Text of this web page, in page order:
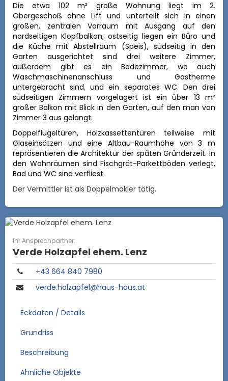
Die etwa 102 m² große Wohnung liegt im 2.
Obergeschoß ohne Lift und unterteilt sich in einen
großen, zentralen Vorraum mit Ausgang auf den
nordseitigen Klopfbalkon, ostseitig liegen ein Büro und
die Küche mit Abstellraum (Speis), südseitig in den
Garten ausgerichtet sind drei weitere Zimmer,
außerdem gibt es ein Badezimmer, wo auch
Waschmaschinenanschluss und Gastherme
untergebracht sind, und ein separates WC. Den drei
südseitigen Zimmern vorgelagert ist ein über 13 m²
großer Balkon mit Blick in den Garten, auf den man von
Zimmer 3 aus gelangt.
Doppelflügeltüren, Holzkassettentüren teilweise mit
Glaseinsätzen und eine Altbau-Raumhöhe von 3 m
repräsentieren die Architektur der späten Gründerzeit. In
den Wohnräumen sind Fischgrät-Parkettböden verlegt,
Bad und WC sind verfliest.
Der Vermittler ist als Doppelmakler tätig.
Ihr Ansprechpartner:
Verde Holzapfel ehem. Lenz
+43 664 840 7980
verde.holzapfel@haus-haus.at
Eckdaten / Details
Grundriss
Beschreibung
Ähnliche Objekte